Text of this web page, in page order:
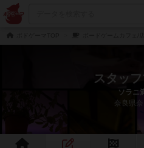
スタッ
ソラニ
奈良県